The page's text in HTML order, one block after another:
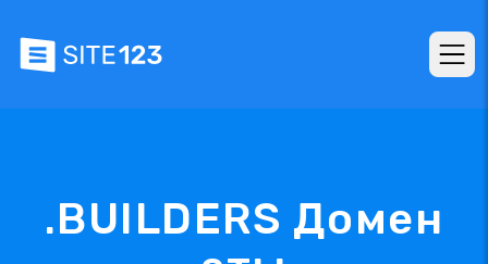
.BUILDERS Домен